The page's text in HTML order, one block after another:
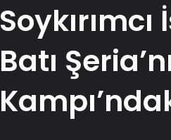
Batı